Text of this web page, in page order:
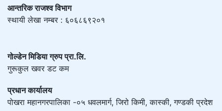
आन्तरिक राजश्व विभाग
स्थायी लेखा नम्बर : ६०६८६९२०१
गोल्डेन मिडिया ग्रुप प्रा.लि.
गुरूकुल खवर डट कम
प्रधान कार्यालय
पोखरा महानगरपालिका -०५ धवलमार्ग, जिरो किमी, कास्की, गण्डकी प्रदेश